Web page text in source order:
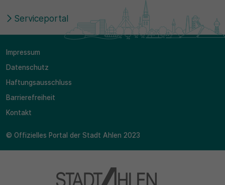
Serviceportal
Impressum
Datenschutz
Haftungsausschluss
Barrierefreiheit
Kontakt
© Offizielles Portal der Stadt Ahlen 2023